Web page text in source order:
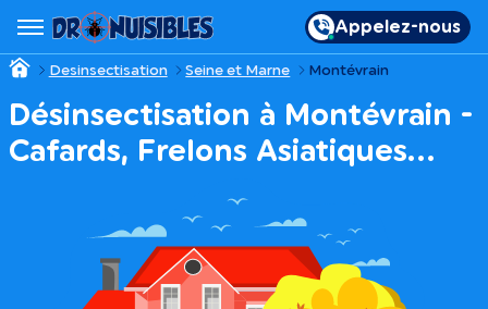
Appelez-nous
Desinsectisation Seine et Marne Montévrain
Désinsectisation à Montévrain -
Cafards, Frelons Asiatiques…